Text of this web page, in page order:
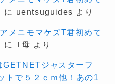
に uentsuguides より
メニモマケズT君初めて
に T母 より
GETNETジャスターフ
トで５２ｃｍ他！あの1